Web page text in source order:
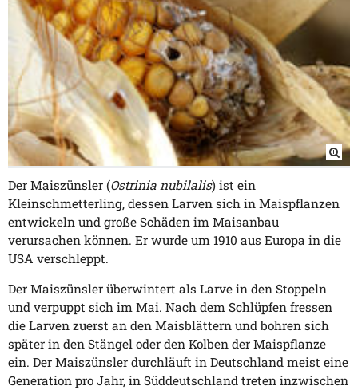
Der Maiszünsler (Ostrinia nubilalis) ist ein
Kleinschmetterling, dessen Larven sich in Maispflanzen
entwickeln und große Schäden im Maisanbau
verursachen können. Er wurde um 1910 aus Europa in die
USA verschleppt.
Der Maiszünsler überwintert als Larve in den Stoppeln
und verpuppt sich im Mai. Nach dem Schlüpfen fressen
die Larven zuerst an den Maisblättern und bohren sich
später in den Stängel oder den Kolben der Maispflanze
ein. Der Maiszünsler durchläuft in Deutschland meist eine
Generation pro Jahr, in Süddeutschland treten inzwischen